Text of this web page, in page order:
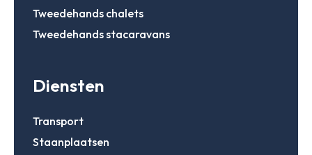
Tweedehands chalets
Tweedehands stacaravans
Diensten
Transport
Staanplaatsen